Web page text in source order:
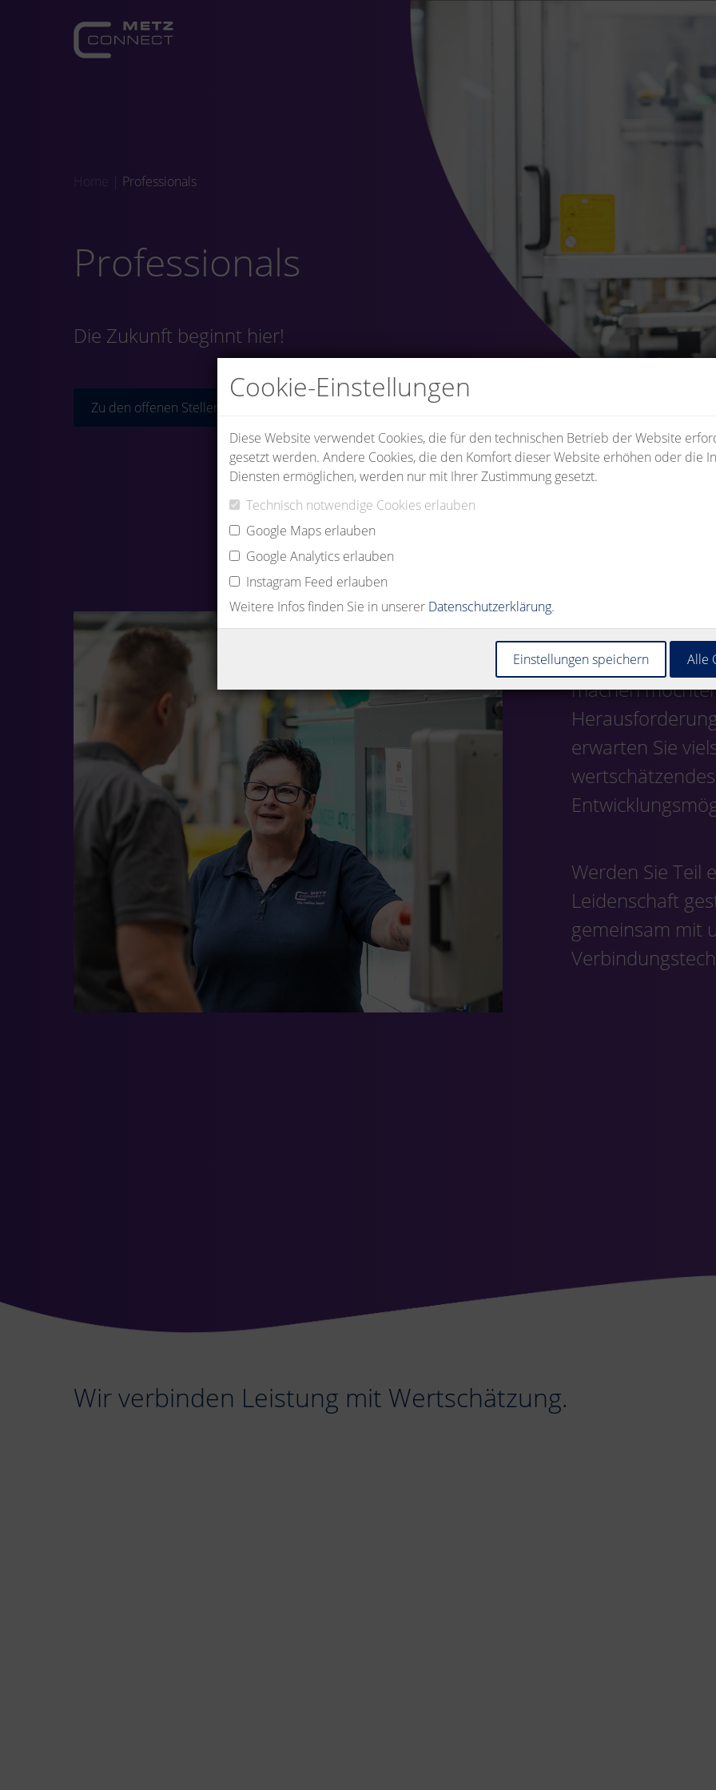
Professionals
Professionals
Die Zukunft beginnt hier!
Zu den offenen Stellen
Egal, ob Sie
machen
erwarten Sie
Werden Sie Teil
Leidenschaft
gemeinsam mit
Wir verbinden Leistung mit Wertschätzung.
Cookie-Einstellungen
Diese Website verwendet Cookies, die für den technischen Betrieb der Website
gesetzt werden. Andere Cookies, die den Komfort dieser Website erhöhen oder die
Diensten ermöglichen, werden nur mit Ihrer Zustimmung gesetzt.
Technisch notwendige Cookies erlauben
Google Maps erlauben
Google Analytics erlauben
Instagram Feed erlauben
Weitere Infos finden Sie in unserer Datenschutzerklärung.
Einstellungen speichern Alle